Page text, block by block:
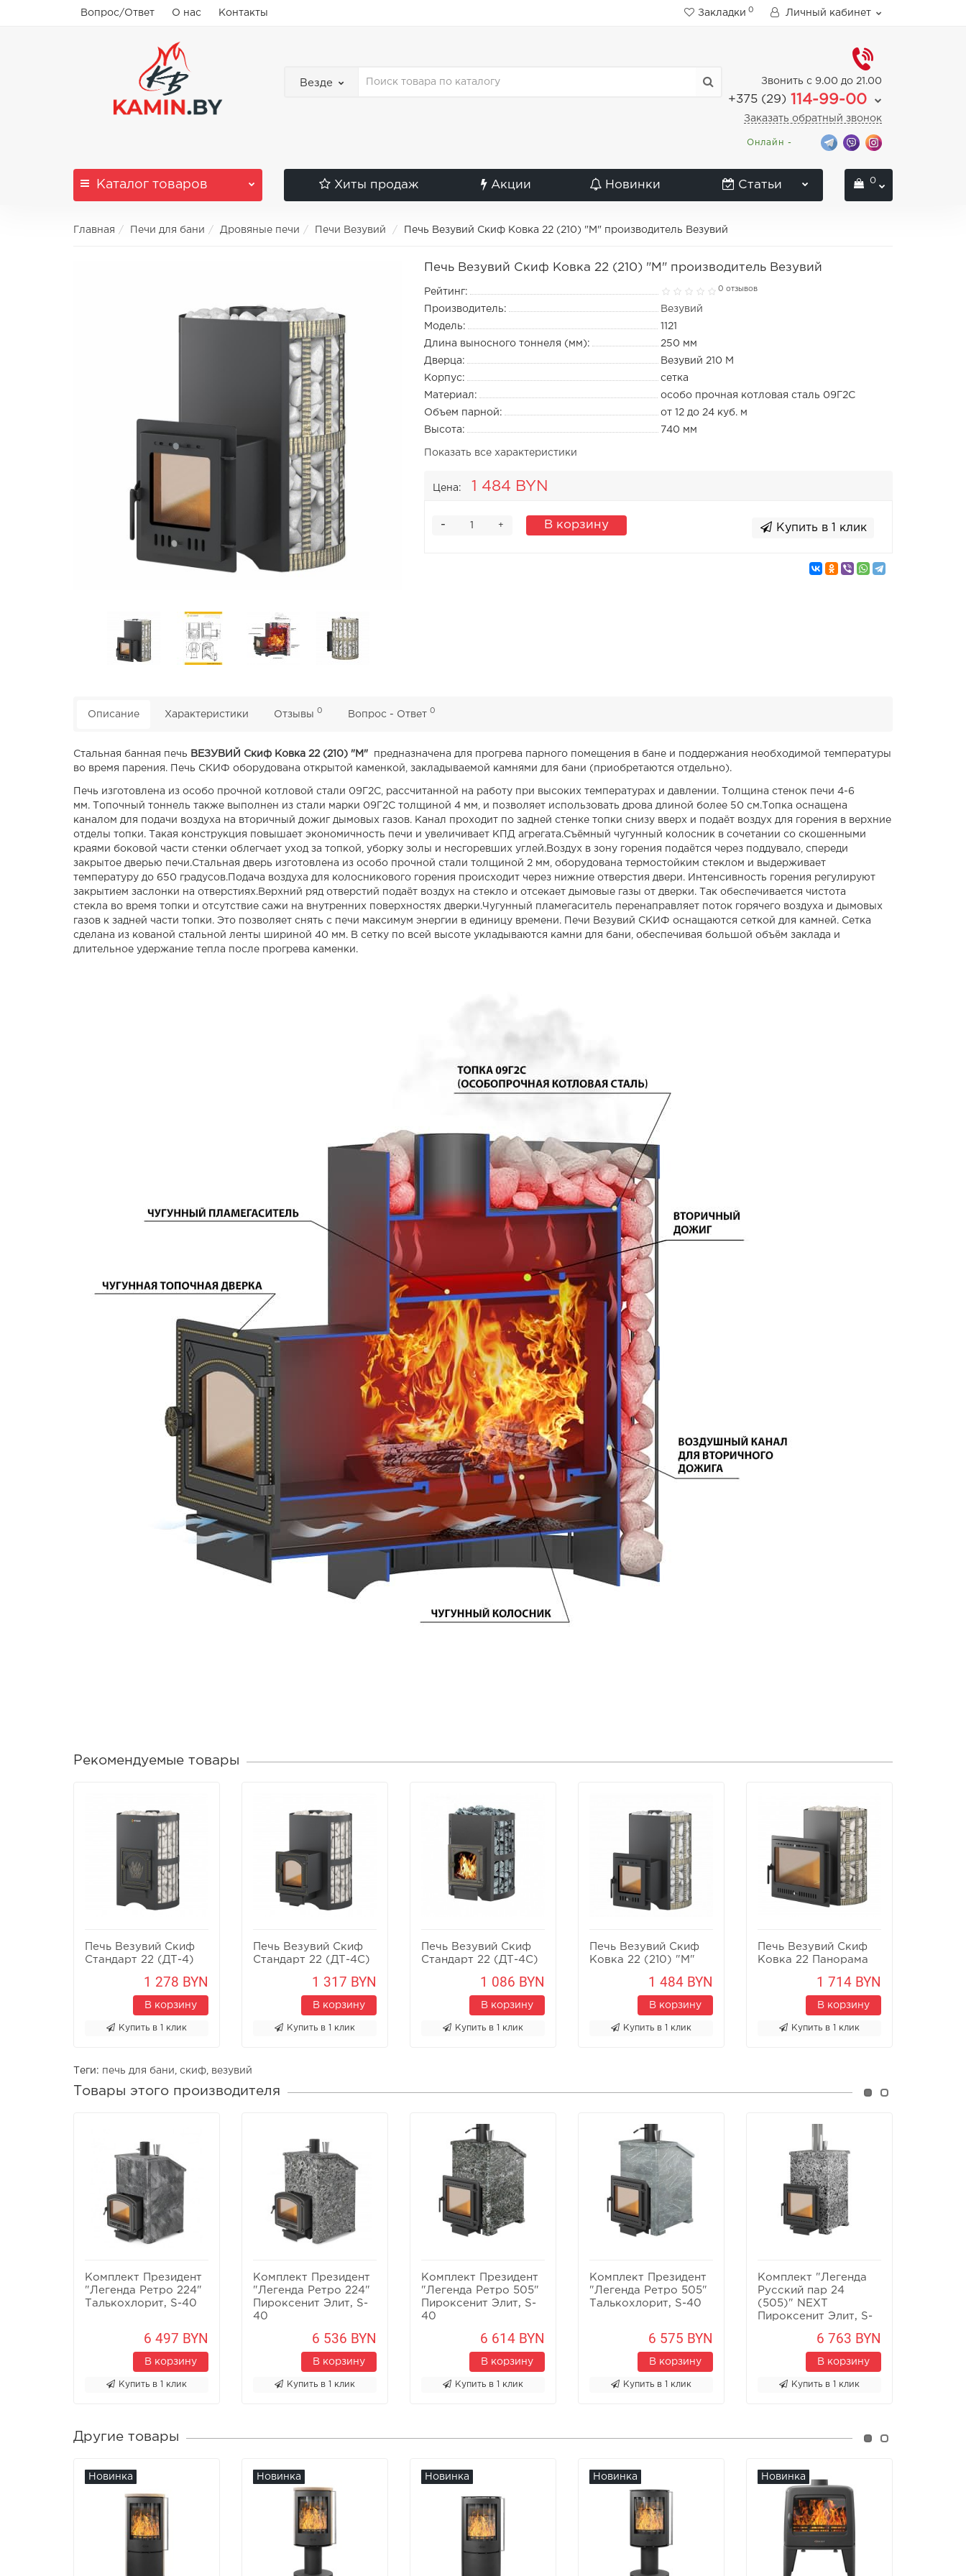
Вопрос/Ответ О нас Контакты Закладки 0 Личный кабинет
Везде Звонить с 9.00 до 21.00
+375 (29) 114-99-00
Заказать обратный звонок
Онлайн -
Каталог товаров Хиты продаж Акции Новинки Статьи 0
Главная Печи для бани Дровяные печи Печи Везувий Печь Везувий Скиф Ковка 22 (210) "М" производитель Везувий
Печь Везувий Скиф Ковка 22 (210) "М" производитель Везувий
Рейтинг: 0 отзывов
Производитель:
Везувий
Модель:
1121
Длина выносного тоннеля (мм):
250 мм
Дверца:
Везувий 210 М
Корпус:
сетка
Материал:
особо прочная котловая сталь 09Г2С
Объем парной:
от 12 до 24 куб. м
Высота:
740 мм
Показать все характеристики
Цена: 1 484 BYN
+
- В корзину Купить в 1 клик
Описание Характеристики Отзывы 0 Вопрос - Ответ 0
Стальная банная печь ВЕЗУВИЙ Скиф Ковка 22 (210) "М"
предназначена для прогрева парного помещения в бане и поддержания необходимой температуры
во время парения. Печь СКИФ оборудована открытой каменкой, закладываемой камнями для бани (приобретаются отдельно).
Печь изготовлена из особо прочной котловой стали 09Г2С, рассчитанной на работу при высоких температурах и давлении. Толщина стенок печи 4-6
мм. Топочный тоннель также выполнен из стали марки 09Г2С толщиной 4 мм, и позволяет использовать дрова длиной более 50 см.Топка оснащена
каналом для подачи воздуха на вторичный дожиг дымовых газов. Канал проходит по задней стенке топки снизу вверх и подаёт воздух для горения в верхние
отделы топки. Такая конструкция повышает экономичность печи и увеличивает КПД агрегата.Съёмный чугунный колосник в сочетании со скошенными
краями боковой части стенки облегчает уход за топкой, уборку золы и несгоревших углей.Воздух в зону горения подаётся через поддувало, спереди
закрытое дверью печи.Стальная дверь изготовлена из особо прочной стали толщиной 2 мм, оборудована термостойким стеклом и выдерживает
температуру до 650 градусов.Подача воздуха для колосникового горения происходит через нижние отверстия двери. Интенсивность горения регулируют
закрытием заслонки на отверстиях.Верхний ряд отверстий подаёт воздух на стекло и отсекает дымовые газы от дверки. Так обеспечивается чистота
стекла во время топки и отсутствие сажи на внутренних поверхностях дверки.Чугунный пламегаситель перенаправляет поток горячего воздуха и дымовых
газов к задней части топки. Это позволяет снять с печи максимум энергии в единицу времени. Печи Везувий СКИФ оснащаются сеткой для камней. Сетка
сделана из кованой стальной ленты шириной 40 мм. В сетку по всей высоте укладываются камни для бани, обеспечивая большой объём заклада и
длительное удержание тепла после прогрева каменки.
Рекомендуемые товары
Печь Везувий Скиф
Стандарт 22 (ДТ-4)
1 278 BYN
В корзину
Купить в 1 клик
Печь Везувий Скиф
Стандарт 22 (ДТ-4C)
1 317 BYN
В корзину
Купить в 1 клик
Печь Везувий Скиф
Стандарт 22 (ДТ-4C)
1 086 BYN
В корзину
Купить в 1 клик
Печь Везувий Скиф
Ковка 22 (210) "М"
1 484 BYN
В корзину
Купить в 1 клик
Печь Везувий Скиф
Ковка 22 Панорама
1 714 BYN
В корзину
Купить в 1 клик
Теги: печь для бани скиф везувий
Товары этого производителя
Комплект Президент
"Легенда Ретро 224"
Талькохлорит, S-40
6 497 BYN
В корзину
Купить в 1 клик
Комплект Президент
"Легенда Ретро 224"
Пироксенит Элит, S-
40
6 536 BYN
В корзину
Купить в 1 клик
Комплект Президент
"Легенда Ретро 505"
Пироксенит Элит, S-
40
6 614 BYN
В корзину
Купить в 1 клик
Комплект Президент
"Легенда Ретро 505"
Талькохлорит, S-40
6 575 BYN
В корзину
Купить в 1 клик
Комплект "Легенда
Русский пар 24
(505)" NEXT
Пироксенит Элит, S-
6 763 BYN
В корзину
Купить в 1 клик
Другие товары
Новинка Новинка Новинка Новинка Новинка